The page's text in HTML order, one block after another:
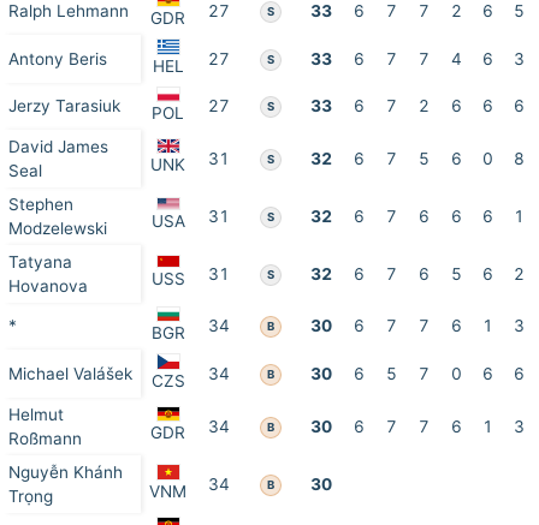
Ralph Lehmann GDR 27 S 33 6 7 7 2 6 5
Antony Beris HEL 27 S 33 6 7 7 4 6 3
Jerzy Tarasiuk POL 27 S 33 6 7 2 6 6 6
David James
Seal
UNK 31 S 32 6 7 5 6 0 8
Stephen
Modzelewski
USA 31 S 32 6 7 6 6 6 1
Tatyana
Hovanova
USS 31 S 32 6 7 6 5 6 2
* BGR 34 B 30 6 7 7 6 1 3
Michael Valášek CZS 34 B 30 6 5 7 0 6 6
Helmut
Roßmann
GDR 34 B 30 6 7 7 6 1 3
Nguyễn Khánh
Trọng
VNM 34 B 30